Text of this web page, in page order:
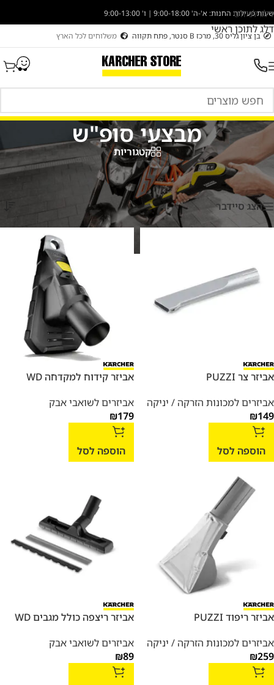
דלג לניווט
דלג לתוכן ראשי
שעות פעילות החנות: א'-ה' 9:00-18:00 | ו' 9:00-13:00
בן ציון גליס 30, מרכז B סנטר, פתח תקווה משלוחים לכל הארץ
מבצעי סופ"ש
קטגוריות
עמוד הבית/מוצרים המתויגים “מבצעי סופ"ש”/עמוד 2
מציג 17–32 מתוך 253 תוצאות
הצג סיידבר
אביזר צר PUZZI
אביזרים למכונות הזרקה / יניקה
₪149
הוספה לסל
אביזר קידוח למקדחה WD
אביזרים לשואבי אבק
₪179
הוספה לסל
אביזר ריפוד PUZZI
אביזרים למכונות הזרקה / יניקה
₪259
אביזר ריצפה כולל מגבים WD
אביזרים לשואבי אבק
₪89